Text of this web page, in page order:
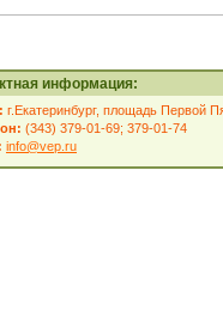
информация:
г.Екатеринбург, площадь Первой
(343) 379-01-69; 379-01-74
info@vep.ru